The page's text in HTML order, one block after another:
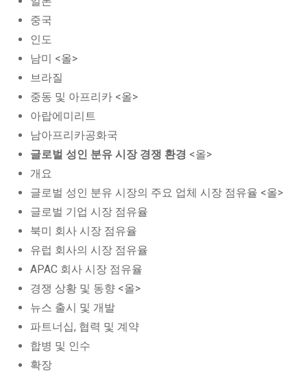
중국
인도
남미 <올>
브라질
중동 및 아프리카 <올>
아랍에미리트
남아프리카공화국
글로벌 성인 분유 시장 경쟁 환경 <올>
개요
글로벌 성인 분유 시장의 주요 업체 시장 점유율 <올>
글로벌 기업 시장 점유율
북미 회사 시장 점유율
유럽 회사의 시장 점유율
APAC 회사 시장 점유율
경쟁 상황 및 동향 <올>
뉴스 출시 및 개발
파트너십, 협력 및 계약
합병 및 인수
확장